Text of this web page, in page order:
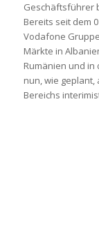
Geschäftsführer
Bereits seit dem
Vodafone
Märkte in
Rumänien und in
nun, wie geplant,
Bereichs